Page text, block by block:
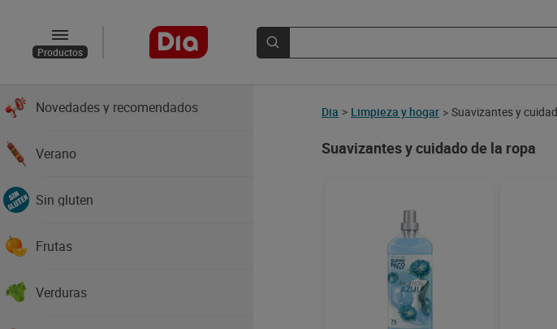
Productos
Novedades y recomendados
Verano
Sin gluten
Frutas
Verduras
Dia > Limpieza y hogar > Suavizantes y
Suavizantes y cuidado de la ropa